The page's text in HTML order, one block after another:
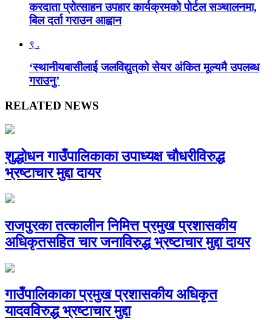
करदाता प्रोत्साहन उपहार कार्यक्रमको पोर्टल सञ्चालनमा,
बिल दर्ता गराउन आह्वान
९ .
‘स्थानीयबासीलाई जलविद्युत्‌को सेयर अंकित मूल्यमै उपलब्ध
गराउनु’
RELATED NEWS
शुद्धोधन गाउँपालिकाका उपाध्यक्ष चौधरीविरुद्ध
भ्रष्टाचार मुद्दा दायर
राजपुरका तत्कालीन निमित्त प्रमुख प्रशासकीय
अधिकृतसहित चार जनाविरुद्ध भ्रष्टाचार मुद्दा दायर
गाउँपालिकाका प्रमुख प्रशासकीय अधिकृत
यादवविरुद्ध भ्रष्टाचार मुद्दा